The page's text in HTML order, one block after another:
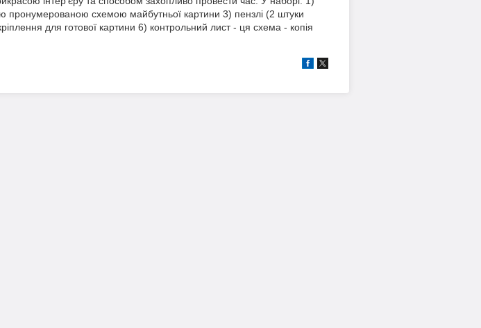
пронумерованою схемою майбутньої картини 3) пензлі (2 штуки
для готової картини 6) контрольний лист - ця схема - копія